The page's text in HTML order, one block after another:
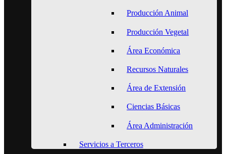
Producción Animal
Producción Vegetal
Área Económica
Recursos Naturales
Área de Extensión
Ciencias Básicas
Área Administración
Servicios a Terceros